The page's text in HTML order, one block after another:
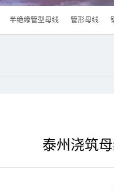
半绝缘管型母线 管形母线
泰州浇筑